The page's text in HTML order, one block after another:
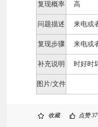
复现概率 高
问题描述 来电或
复现步骤 来电或
补充说明 时好时
图片/文件
收藏 点赞37